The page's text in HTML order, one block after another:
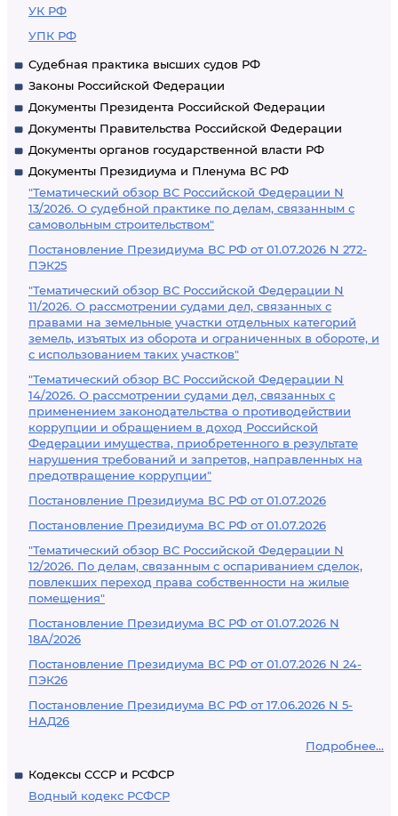
УК РФ
УПК РФ
Судебная практика высших судов РФ
Законы Российской Федерации
Документы Президента Российской Федерации
Документы Правительства Российской Федерации
Документы органов государственной власти РФ
Документы Президиума и Пленума ВС РФ
"Тематический обзор ВС Российской Федерации N
13/2026. О судебной практике по делам, связанным с
самовольным строительством"
Постановление Президиума ВС РФ от 01.07.2026 N 272-
ПЭК25
"Тематический обзор ВС Российской Федерации N
11/2026. О рассмотрении судами дел, связанных с
правами на земельные участки отдельных категорий
земель, изъятых из оборота и ограниченных в обороте, и
с использованием таких участков"
"Тематический обзор ВС Российской Федерации N
14/2026. О рассмотрении судами дел, связанных с
применением законодательства о противодействии
коррупции и обращением в доход Российской
Федерации имущества, приобретенного в результате
нарушения требований и запретов, направленных на
предотвращение коррупции"
Постановление Президиума ВС РФ от 01.07.2026
Постановление Президиума ВС РФ от 01.07.2026
"Тематический обзор ВС Российской Федерации N
12/2026. По делам, связанным с оспариванием сделок,
повлекших переход права собственности на жилые
помещения"
Постановление Президиума ВС РФ от 01.07.2026 N
18А/2026
Постановление Президиума ВС РФ от 01.07.2026 N 24-
ПЭК26
Постановление Президиума ВС РФ от 17.06.2026 N 5-
НАД26
Подробнее...
Кодексы СССР и РСФСР
Водный кодекс РСФСР